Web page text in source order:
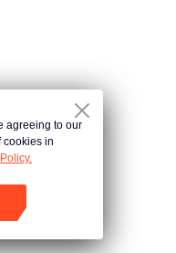
agreeing to our
cookies in